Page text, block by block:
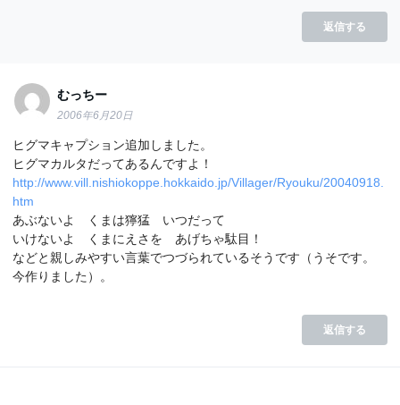
返信する
むっちー
2006年6月20日
ヒグマキャプション追加しました。
ヒグマカルタだってあるんですよ！
http://www.vill.nishiokoppe.hokkaido.jp/Villager/Ryouku/20040918.
htm
あぶないよ くまは獰猛 いつだって
いけないよ くまにえさを あげちゃ駄目！
などと親しみやすい言葉でつづられているそうです（うそです。
今作りました）。
返信する